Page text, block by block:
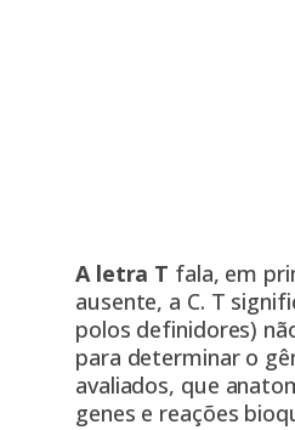
A letra T fala, em
ausente, a C. T
polos definidores)
para determinar o
avaliados, que
genes e reações